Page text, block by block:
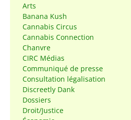
Arts
Banana Kush
Cannabis Circus
Cannabis Connection
Chanvre
CIRC Médias
Communiqué de presse
Consultation légalisation
Discreetly Dank
Dossiers
Droit/Justice